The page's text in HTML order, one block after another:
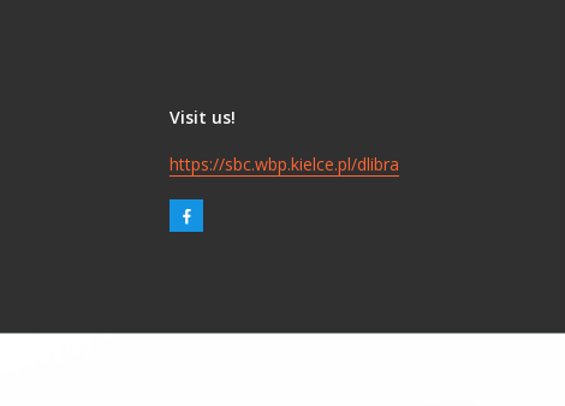
Visit us!
https://sbc.wbp.kielce.pl/dlibra